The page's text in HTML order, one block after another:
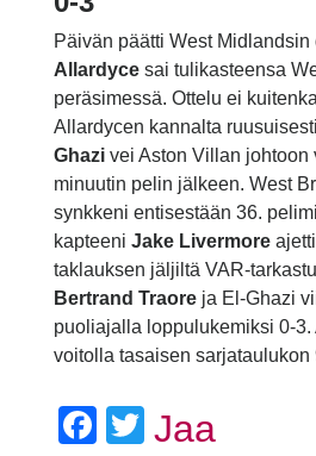
Päivän päätti West Midlandsin
Allardycesai tulikasteensa
peräsimessä. Ottelu ei
Allardycen kannalta
Ghazivei Aston Villan johtoon
minuutin pelin jälkeen. West
synkkeni entisestään 36.
kapteeni Jake Livermore
taklauksen jäljiltä VAR-
Bertrand Traoreja El-Ghazi
puoliajalla loppulukemiksi 0-
voitolla tasaisen sarjataulukon
Facebook
Twitter
Jaa